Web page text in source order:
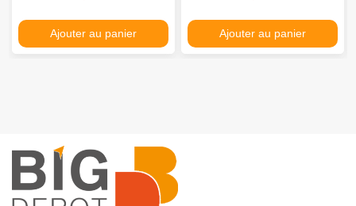
Ajouter au panier Ajouter au panier